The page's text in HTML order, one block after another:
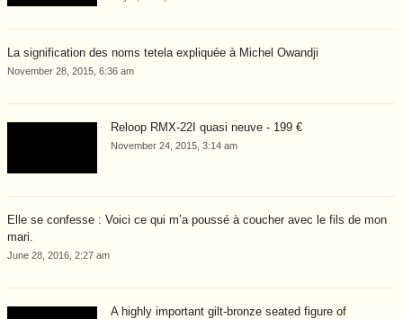
La signification des noms tetela expliquée à Michel Owandji
November 28, 2015, 6:36 am
Reloop RMX-22I quasi neuve - 199 €
November 24, 2015, 3:14 am
Elle se confesse : Voici ce qui m’a poussé à coucher avec le fils de mon
mari.
June 28, 2016, 2:27 am
A highly important gilt-bronze seated figure of